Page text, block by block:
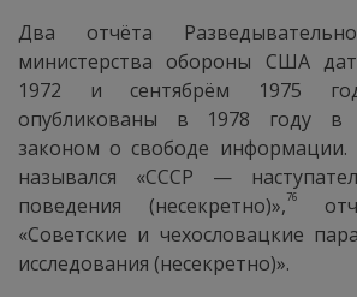
Два отчёта
министерства обороны США
1972 и сентябрём 1975
опубликованы в 1978 году в
законом о свободе информации.
назывался «СССР —
поведения (несекретно)»,76
«Советские и чехословацкие
исследования (несекретно)».